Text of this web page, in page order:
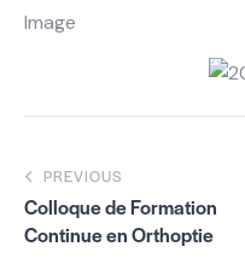
Image
PREVIOUS
Colloque de Formation
Continue en Orthoptie